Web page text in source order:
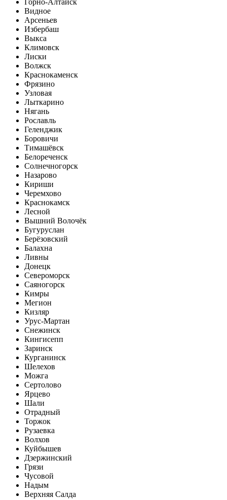
Горно-Алтайск
Видное
Арсеньев
Избербаш
Выкса
Климовск
Лиски
Волжск
Краснокаменск
Фрязино
Узловая
Лыткарино
Нягань
Рославль
Геленджик
Боровичи
Тимашёвск
Белореченск
Солнечногорск
Назарово
Кириши
Черемхово
Краснокамск
Лесной
Вышний Волочёк
Бугуруслан
Берёзовский
Балахна
Ливны
Донецк
Североморск
Саяногорск
Кимры
Мегион
Кизляр
Урус-Мартан
Снежинск
Кингисепп
Заринск
Курганинск
Шелехов
Можга
Сертолово
Ярцево
Шали
Отрадный
Торжок
Рузаевка
Волхов
Куйбышев
Дзержинский
Грязи
Чусовой
Надым
Верхняя Салда